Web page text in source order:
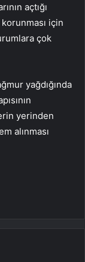
açtığı
için
çok
yağdığında
yerinden
alınması